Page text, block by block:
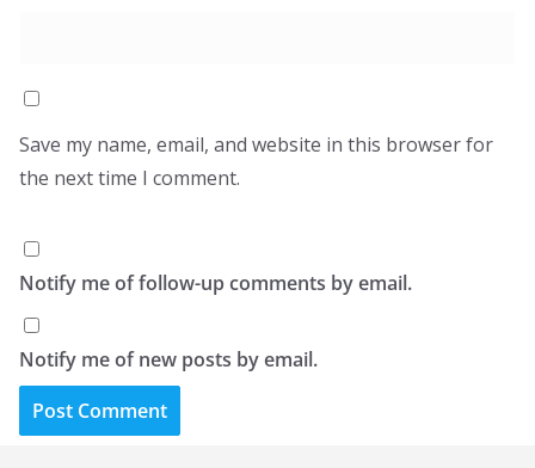
Save my name, email, and website in this browser for
the next time I comment.
Notify me of follow-up comments by email.
Notify me of new posts by email.